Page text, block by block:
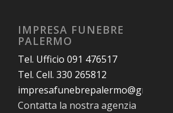
IMPRESA FUNEBRE
PALERMO
Tel. Ufficio 091 476517
Tel. Cell. 330 265812
impresafunebrepalermo@gmail.com
Contatta la nostra agenzia